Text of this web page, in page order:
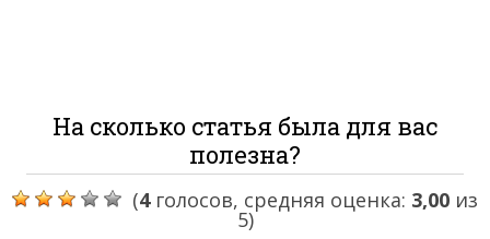
На сколько статья была для вас
полезна?
(4голосов, средняя оценка: 3,00 из
5)